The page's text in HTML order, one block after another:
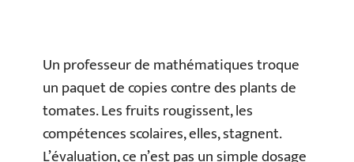
Un professeur de mathématiques troque
un paquet de copies contre des plants de
tomates. Les fruits rougissent, les
compétences scolaires, elles, stagnent.
L’évaluation, ce n’est pas un simple dosage